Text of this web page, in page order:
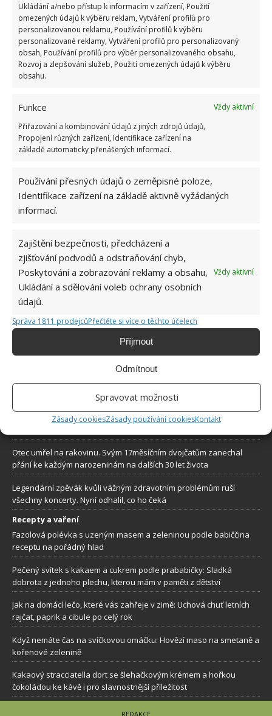
Ukládání a/nebo přístup k informacím v zařízení, Použití
omezených údajů k výběru reklam, Vytváření profilů pro
personalizovanou reklamu, Používání profilů k výběru
personalizované reklamy, Vytváření profilů pro personalizovaný
obsah, Používání profilů pro výběr personalizovaného obsahu,
Rozvoj a zlepšování služeb, Použití omezených údajů k výběru
obsahu.
Funkce
Vždy aktivní
Přiřazování a kombinování údajů z jiných zdrojů údajů,
Propojení různých zařízení, Identifikace zařízení na
základě automaticky přenášených informací.
Používání přesných údajů o zeměpisné poloze,
Identifikace zařízení na základě aktivně vyžádaných
informací.
Zajištění bezpečnosti, předcházení a
zjišťování podvodů a odstraňování chyb,
Poskytování a zobrazování reklamy a obsahu,
Ukládání a sdělování voleb ochrany osobních
údajů.
Vždy aktivní
Správa 1811 prodejcůPřečtěte si více o těchto účelech
Příjmout
Odmítnout
Spravovat možnosti
Zásady cookiesZásady používání cookiesKontakt
Díky vhodné přípravě nebudou letní horka
problém. Pomůže i zatemňování a načasované
větrání
Okurky a kopr se perfektně doplňují na zahradě
fantasticky
8.8.2026
O WEBU
Sháníte zajímavé tipy jak vylepšit Váš domov? Originální nápady,
aktuální trendy, praktické rady i inspirativní fotografie najdete na
stránkách internetového magazínu
ale zajistil jejich opětovné shledaní
Výchova dítěte občas vyžaduje důležité lekce. Jednu takovou dala
své dceři mladá matka
Otec umřel na rakovinu. Svým 17měsíčním dvojčatům zanechal
přání ke každým narozeninám na dalších 30 let života
Legendární zpěvák kvůli vážným zdravotním problémům ruší
všechny koncerty. Nyní odhalil, co ho čeká
Recepty a vaření
Fazolová polévka s uzeným masem a zeleninou podle babiččina
receptu na pořádný hlad
Pečený svítek s kakaem a cukrem podle prababičky: Sladká
dobrota z jednoho plechu, kterou mám v paměti z dětství
Jak na domácí lečo, které vás zahřeje v zimě: Uchová chuť letních
rajčat, paprik a cibule po celý rok
Když nemáte čas na svíčkovou omáčku: Hovězí maso na smetaně a
kořenové zelenině
Kakaový stracciatella dort se šlehačkovým krémem a hořkou
čokoládou ke kávě i pro slavnostnější příležitost
REDAKCE